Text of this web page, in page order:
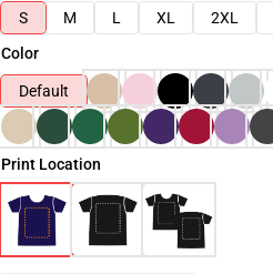
S
M L XL 2XL
Color
Default
Print Location